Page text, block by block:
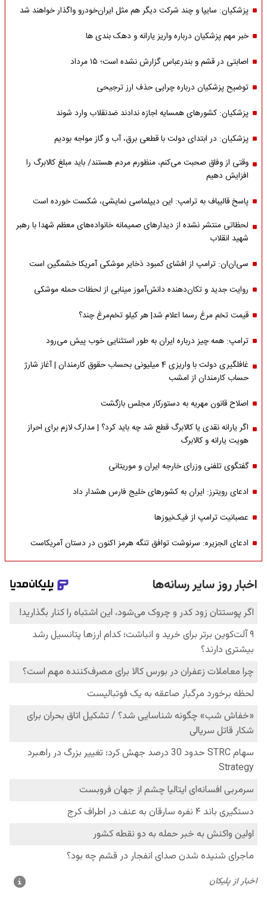
پزشکیان: سایپا و چند شرکت دیگر هم مثل ایران‌خودرو واگذار خواهند شد
خبر مهم پزشکیان درباره واریز یارانه و دهک بندی ها
اصابتی در قشم و بندرعباس گزارش نشده است؛ ۱۵ مرداد
توضیح پزشکیان درباره چرایی حذف ارز ترجیحی
پزشکیان: کشورهای همسایه اجازه ندادند ضدنقلاب وارد شوند
پزشکیان: در ابتدای دولت با قطعی برق، آب و گاز مواجه بودیم
وقتی از وفاق صحبت می‌کنم، منظورم مردم هستند/ باید مبلغ کالابرگ را
افزایش دهیم
پاسخ قالیباف به ترامپ: این دیپلماسی نمایشی، شکست خورده است
لحظاتی منتشر نشده از دیدارهای صمیمانه خانواده‌های معظم شهدا با رهبر
شهید انقلاب
سی‌ان‌ان: ترامپ از افشای کمبود ذخایر موشکی آمریکا خشمگین است
روایت جدید و تکان‌دهنده دانش‌آموز مینابی از لحظات حمله موشکی
قیمت تخم مرغ رسما اعلام شد| هر کیلو تخم‌مرغ چند؟
ترامپ: همه چیز درباره ایران به طور استثنایی خوب پیش می‌رود
غافلگیری دولت با واریزی 4 میلیونی بحساب حقوق کارمندان | آغاز شارژ
حساب کارمندان از امشب
اصلاح قانون مهریه به دستورکار مجلس بازگشت
اگر یارانه نقدی یا کالابرگ قطع شد چه باید کرد؟ | مدارک لازم برای احراز
هویت یارانه و کالابرگ
گفتگوی تلفنی وزرای خارجه ایران و موریتانی
ادعای رویترز: ایران به کشورهای خلیج فارس هشدار داد
عصبانیت ترامپ از فیک‌نیوزها
ادعای الجزیره: سرنوشت توافق تنگه هرمز اکنون در دستان آمریکاست